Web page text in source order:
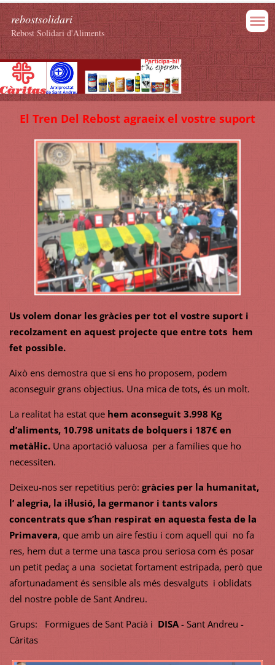
rebostsolidari
Rebost Solidari d'Aliments
El Tren Del Rebost agraeix el vostre suport
Us volem donar les gràcies per tot el vostre suport i
recolzament en aquest projecte que entre tots hem
fet possible.
Això ens demostra que si ens ho proposem, podem
aconseguir grans objectius. Una mica de tots, és un molt.
La realitat ha estat que hem aconseguit 3.998 Kg
d’aliments, 10.798 unitats de bolquers i 187€ en
metàl·lic.Una aportació valuosa per a famílies que ho
necessiten.
Deixeu-nos ser repetitius però: gràcies per la humanitat,
l’ alegria, la il·lusió, la germanor i tants valors
concentrats que s’han respirat en aquesta festa de la
Primavera, que amb un aire festiu i com aquell qui no fa
res, hem dut a terme una tasca prou seriosa com és posar
un petit pedaç a una societat fortament estripada, però que
afortunadament és sensible als més desvalguts i oblidats
del nostre poble de Sant Andreu.
Grups: Formigues de Sant Pacià i DISA- Sant Andreu -
Càritas